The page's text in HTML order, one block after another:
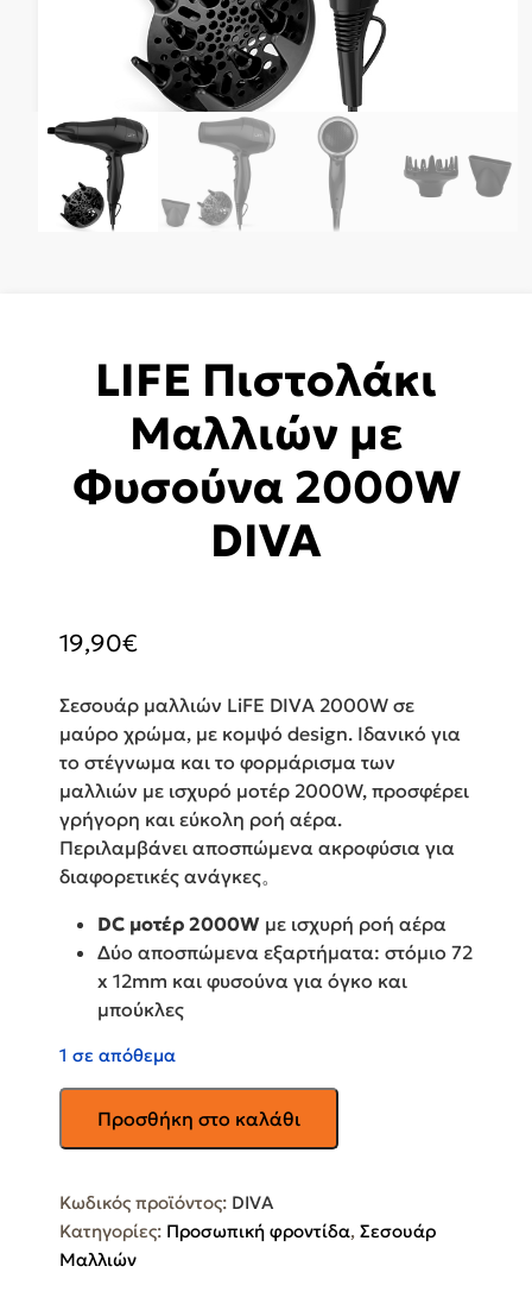
LIFE Πιστολάκι
Μαλλιών με
Φυσούνα 2000W
DIVA
19,90€
Σεσουάρ μαλλιών LiFE DIVA 2000W σε
μαύρο χρώμα, με κομψό design. Ιδανικό για
το στέγνωμα και το φορμάρισμα των
μαλλιών με ισχυρό μοτέρ 2000W, προσφέρει
γρήγορη και εύκολη ροή αέρα.
Περιλαμβάνει αποσπώμενα ακροφύσια για
διαφορετικές ανάγκες。
DC μοτέρ 2000W με ισχυρή ροή αέρα
Δύο αποσπώμενα εξαρτήματα: στόμιο 72
x 12mm και φυσούνα για όγκο και
μπούκλες
1 σε απόθεμα
Πιστολάκι
Φυσούνα
2000W
DIVA
Προσθήκη στο καλάθι
Κωδικός προϊόντος: DIVA
Κατηγορίες: Προσωπική φροντίδα, Σεσουάρ
Μαλλιών